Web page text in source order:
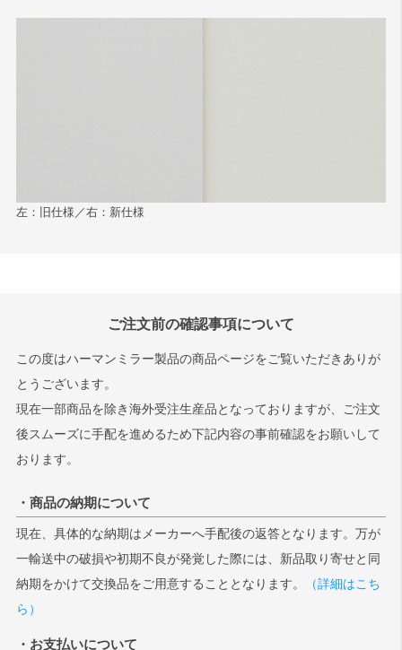
左：旧仕様／右：新仕様
ご注文前の確認事項について
この度はハーマンミラー製品の商品ページをご覧いただきありが
とうございます。
現在一部商品を除き海外受注生産品となっておりますが、ご注文
後スムーズに手配を進めるため下記内容の事前確認をお願いして
おります。
・商品の納期について
現在、具体的な納期はメーカーへ手配後の返答となります。万が
一輸送中の破損や初期不良が発覚した際には、新品取り寄せと同
納期をかけて交換品をご用意することとなります。
（詳細はこち
ら）
・お支払いについて